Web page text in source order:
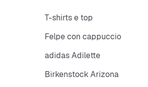
T-shirts e top
Felpe con cappuccio
adidas Adilette
Birkenstock Arizona